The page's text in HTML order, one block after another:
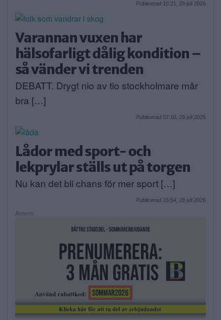
Publicerad 10:21, 29 juli 2026
Varannan vuxen har
hälsofarligt dålig kondition –
så vänder vi trenden
DEBATT. Drygt nio av tio stockholmare mår
bra […]
Publicerad 07:10, 29 juli 2026
Lådor med sport- och
lekprylar ställs ut på torgen
Nu kan det bli chans för mer sport […]
Publicerad 15:54, 28 juli 2026
Annons: